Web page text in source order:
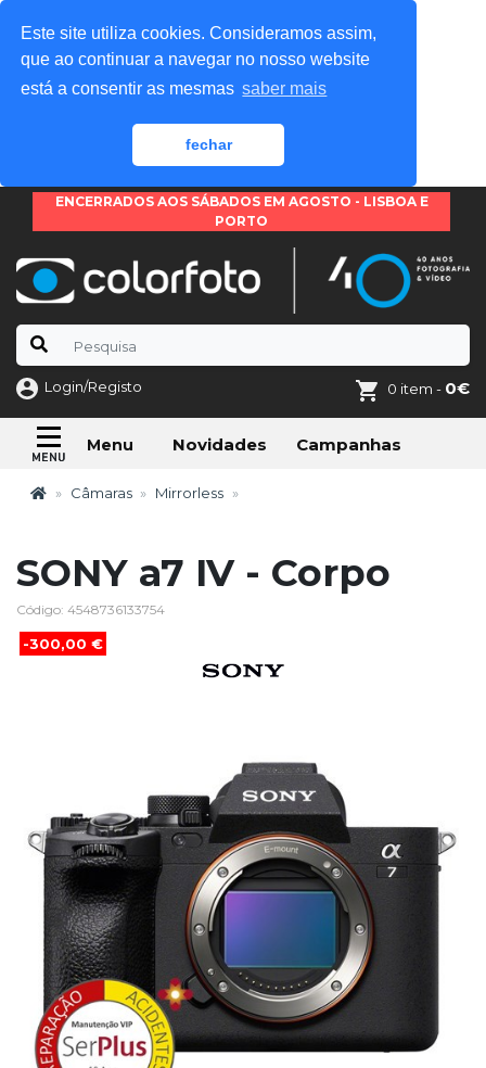
Este site utiliza cookies. Consideramos assim,
que ao continuar a navegar no nosso website
está a consentir as mesmas saber mais
fechar
ENCERRADOS AOS SÁBADOS EM AGOSTO - LISBOA E
PORTO
Login/Registo 0 item - 0€
Menu Novidades Campanhas
Câmaras Mirrorless
SONY a7 IV - Corpo
Código: 4548736133754
-300,00 €